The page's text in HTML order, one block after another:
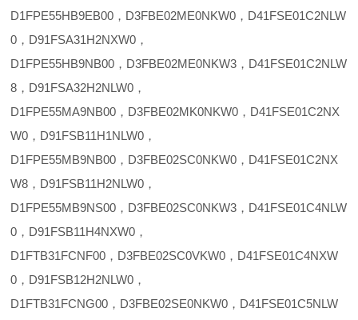
D1FPE55HB9EB00，D3FBE02ME0NKW0，D41FSE01C2NLW
0，D91FSA31H2NXW0，
D1FPE55HB9NB00，D3FBE02ME0NKW3，D41FSE01C2NLW
8，D91FSA32H2NLW0，
D1FPE55MA9NB00，D3FBE02MK0NKW0，D41FSE01C2NX
W0，D91FSB11H1NLW0，
D1FPE55MB9NB00，D3FBE02SC0NKW0，D41FSE01C2NX
W8，D91FSB11H2NLW0，
D1FPE55MB9NS00，D3FBE02SC0NKW3，D41FSE01C4NLW
0，D91FSB11H4NXW0，
D1FTB31FCNF00，D3FBE02SC0VKW0，D41FSE01C4NXW
0，D91FSB12H2NLW0，
D1FTB31FCNG00，D3FBE02SE0NKW0，D41FSE01C5NLW